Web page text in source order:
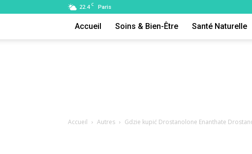
22.4 C Paris
Accueil Soins & Bien-Être Santé Naturelle
Accueil Autres Gdzie kupić Drostanolone Enanthate